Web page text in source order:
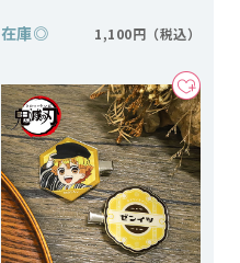
在庫◎ 1,100円